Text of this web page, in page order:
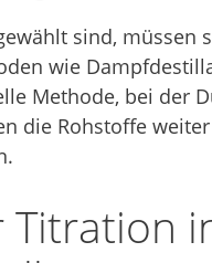
sind, müssen
wie
Methode, bei der
die Rohstoffe
Titration